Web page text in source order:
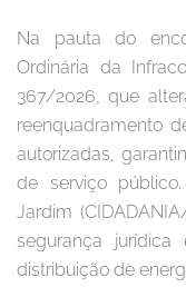
Na pauta do
Ordinária da
367/2026, que
reenquadramento
autorizadas,
de serviço
Jardim
segurança
distribuição de